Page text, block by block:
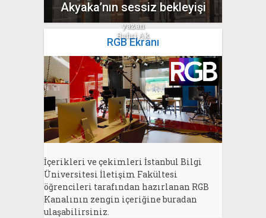
Akyaka’nın sessiz bekleyişi
yazan
Bahri Ak
RGB Ekranı
İçerikleri ve çekimleri İstanbul Bilgi
Üniversitesi İletişim Fakültesi
öğrencileri tarafından hazırlanan RGB
Kanalının zengin içeriğine buradan
ulaşabilirsiniz.